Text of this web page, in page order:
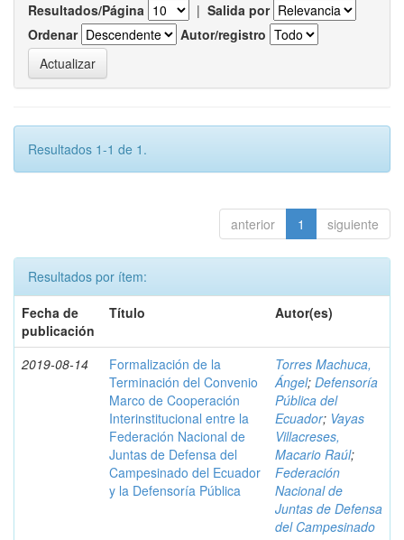
Resultados/Página | Salida por
Ordenar
Autor/registro
Resultados 1-1 de 1.
anterior 1 siguiente
Resultados por ítem:
Fecha de
publicación
Título Autor(es)
2019-08-14
Formalización de la
Terminación del Convenio
Marco de Cooperación
Interinstitucional entre la
Federación Nacional de
Juntas de Defensa del
Campesinado del Ecuador
y la Defensoría Pública
Torres Machuca,
Ángel; Defensoría
Pública del
Ecuador; Vayas
Villacreses,
Macario Raúl;
Federación
Nacional de
Juntas de Defensa
del Campesinado